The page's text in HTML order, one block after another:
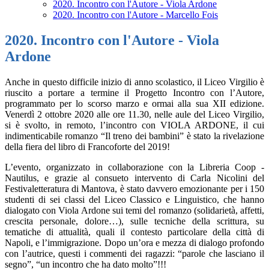
2020. Incontro con l'Autore - Viola Ardone
2020. Incontro con l'Autore - Marcello Fois
2020. Incontro con l'Autore - Viola
Ardone
Anche in questo difficile inizio di anno scolastico, il Liceo Virgilio è
riuscito a portare a termine il Progetto Incontro con l’Autore,
programmato per lo scorso marzo e ormai alla sua XII edizione.
Venerdì 2 ottobre 2020 alle ore 11.30, nelle aule del Liceo Virgilio,
si è svolto, in remoto, l’incontro con VIOLA ARDONE, il cui
indimenticabile romanzo “Il treno dei bambini” è stato la rivelazione
della fiera del libro di Francoforte del 2019!
L’evento, organizzato in collaborazione con la Libreria Coop -
Nautilus, e grazie al consueto intervento di Carla Nicolini del
Festivaletteratura di Mantova, è stato davvero emozionante per i 150
studenti di sei classi del Liceo Classico e Linguistico, che hanno
dialogato con Viola Ardone sui temi del romanzo (solidarietà, affetti,
crescita personale, dolore…), sulle tecniche della scrittura, su
tematiche di attualità, quali il contesto particolare della città di
Napoli, e l’immigrazione. Dopo un’ora e mezza di dialogo profondo
con l’autrice, questi i commenti dei ragazzi: “parole che lasciano il
segno”, “un incontro che ha dato molto”!!!